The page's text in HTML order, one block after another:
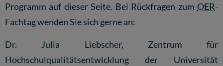
Programm auf dieser Seite. Bei Rückfragen zum OER-
Fachtag wenden Sie sich gerne an:
Dr. Julia Liebscher, Zentrum für
Hochschulqualitätsentwicklung der Universität